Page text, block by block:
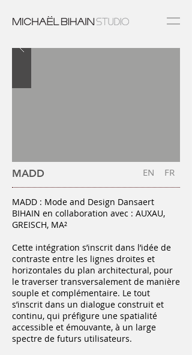
MADD EN FR
MADD : Mode and Design Dansaert
BIHAIN en collaboration avec : AUXAU,
GREISCH, MA²
Cette intégration s’inscrit dans l’idée de
contraste entre les lignes droites et
horizontales du plan architectural, pour
le traverser transversalement de manière
souple et complémentaire. Le tout
s’inscrit dans un dialogue construit et
continu, qui préfigure une spatialité
accessible et émouvante, à un large
spectre de futurs utilisateurs.